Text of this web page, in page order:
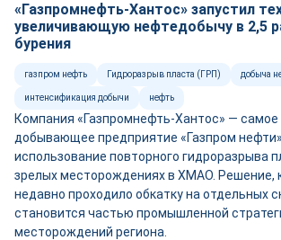
«Газпромнефть-Хантос» запустил
увеличивающую нефтедобычу в 2,5
бурения
газпром нефть Гидроразрыв пласта (ГРП) добыча
интенсификация добычи нефть
Компания «Газпромнефть-Хантос» — самое
добывающее предприятие «Газпром
использование повторного гидроразрыва
зрелых месторождениях в ХМАО. Решение,
недавно проходило обкатку на отдельных
становится частью промышленной
месторождений региона.